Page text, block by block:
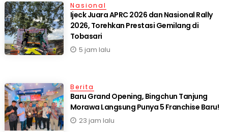
Nasional
Ijeck Juara APRC 2026 dan Nasional Rally
2026, Torehkan Prestasi Gemilang di
Tobasari
5 jam lalu
Berita
‎Baru Grand Opening, Bingchun Tanjung
23 jam lalu